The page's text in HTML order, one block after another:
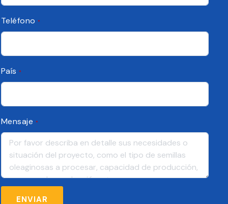
Teléfono*
País*
Mensaje *